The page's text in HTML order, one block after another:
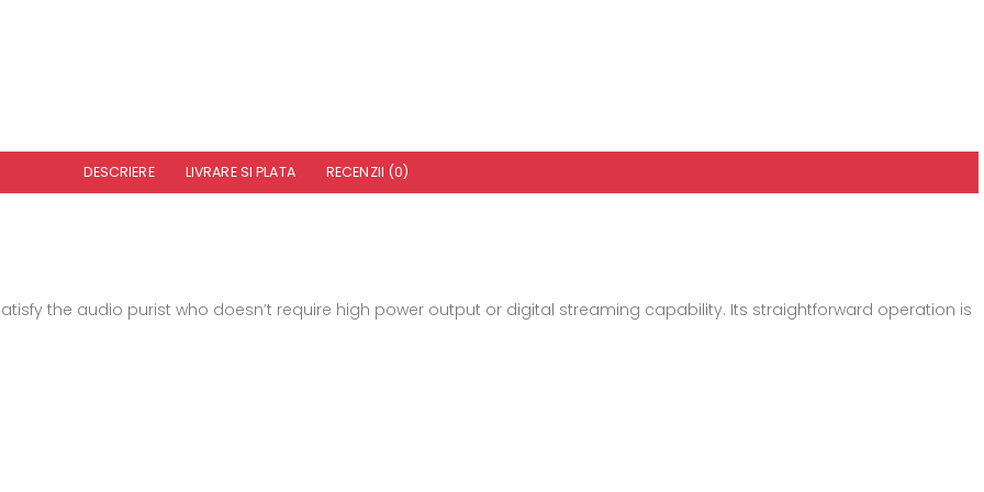
DESCRIERE LIVRARE SI PLATA RECENZII (0)
the audio purist who doesn’t require high power output or digital streaming capability. Its straightforward operation is